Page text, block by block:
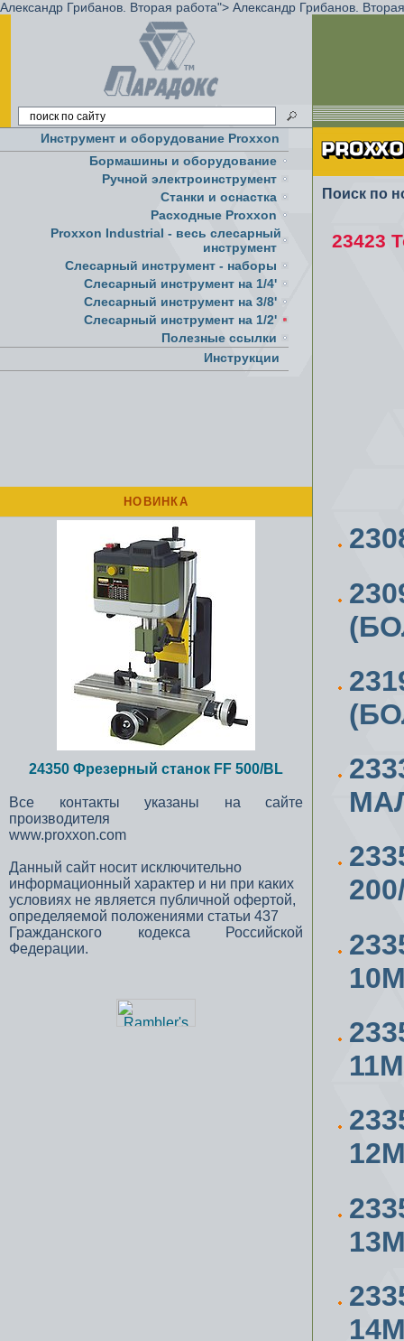
Александр Грибанов. Вторая работа"> Александр Грибанов.
Инструмент и оборудование Proxxon
Бормашины и оборудование
Ручной электроинструмент
Cтанки и оснастка
Расходные Proxxon
Proxxon Industrial - весь слесарный
инструмент
Слесарный инструмент - наборы
Слесарный инструмент на 1/4'
Слесарный инструмент на 3/8'
Слесарный инструмент на 1/2'
Полезные ссылки
Инструкции
НОВИНКА
24350 Фрезерный станок FF 500/BL
Все контакты указаны на сайте
производителя
www.proxxon.com
Данный сайт носит исключительно
информационный характер и ни при каких
условиях не является публичной офертой,
определяемой положениями статьи 437
Гражданского кодекса Российской
Федерации.
Поиск по
23423